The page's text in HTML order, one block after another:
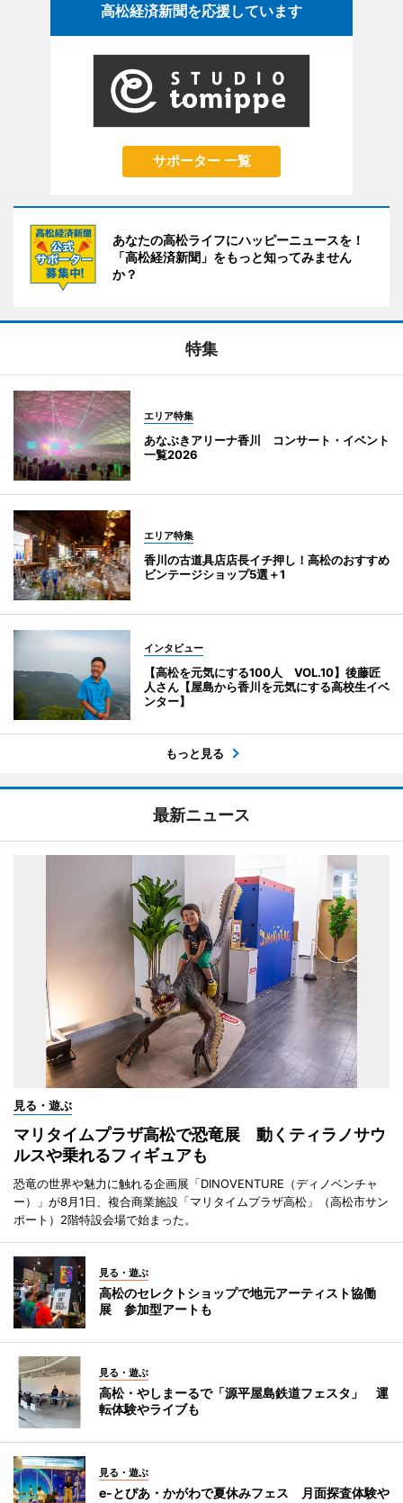
高松経済新聞を応援しています
サポーター 一覧
あなたの高松ライフにハッピーニュースを！
「高松経済新聞」をもっと知ってみません
か？
特集
エリア特集
あなぶきアリーナ香川 コンサート・イベント
一覧2026
エリア特集
香川の古道具店店長イチ押し！高松のおすすめ
ビンテージショップ5選＋1
インタビュー
【高松を元気にする100人 VOL.10】後藤匠
人さん【屋島から香川を元気にする高校生イベ
ンター】
もっと見る
最新ニュース
見る・遊ぶ
マリタイムプラザ高松で恐竜展 動くティラノサウ
ルスや乗れるフィギュアも
恐竜の世界や魅力に触れる企画展「DINOVENTURE（ディノベンチャ
ー）」が8月1日、複合商業施設「マリタイムプラザ高松」（高松市サン
ポート）2階特設会場で始まった。
見る・遊ぶ
高松のセレクトショップで地元アーティスト協働
展 参加型アートも
見る・遊ぶ
高松・やしまーるで「源平屋島鉄道フェスタ」 運
転体験やライブも
見る・遊ぶ
e-とぴあ・かがわで夏休みフェス 月面探査体験や